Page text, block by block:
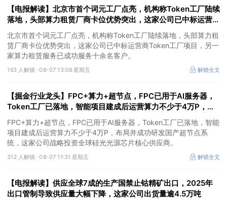
【电报解读】北京市首个词元工厂点亮，机构称Token工厂陆续
落地，头部算力租赁厂商卡位优势突出，这家公司已中标运营商
Token工厂项目
北京市首个词元工厂点亮，机构称Token工厂陆续落地，头部算力租
赁厂商卡位优势突出，这家公司已中标运营商Token工厂项目，另一
家算力租赁服务已成功服务十余名客户。
163 人解锁 ·08-07 13:08 星期五 解锁全文
【掘金行业龙头】FPC+算力+超节点，FPC已用于AI服务器，
Token工厂已落地，智能项目建成后运营算力不少于4万P，这
家公司布局并成功研发国产超节点系统
FPC+算力+超节点，FPC已用于AI服务器，Token工厂已落地，智能
项目建成后运营算力不少于4万P，布局并成功研发国产超节点系
统，这家公司战略投资全球硅光光源芯片核心供应商。
312 人解锁 ·08-07 11:31 星期五 解锁全文
【电报解读】供应全球7成的生产国禁止钴精矿出口，2025年
出口管制导致供应量大幅下降，这家公司出货量逾4.5万吨